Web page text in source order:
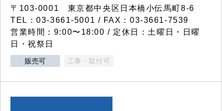
〒103-0001 東京都中央区日本橋小伝馬町8-6
TEL：03-3661-5001 / FAX：03-3661-7539
営業時間：9:00〜18:00 / 定休日：土曜日・日曜
日・祝祭日
販売可 工事・取付可